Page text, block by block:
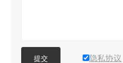
提交 隐私协议